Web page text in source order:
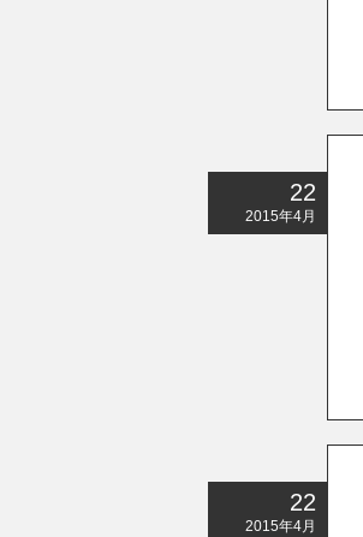
22
2015年4月
22
2015年4月